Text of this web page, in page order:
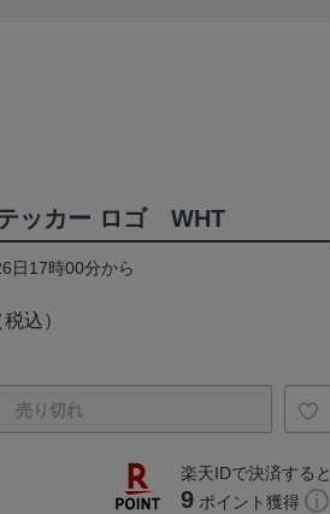
ッカー ロゴ WHT
日17時00分から
込）
売り切れ
楽天IDで決済すると
9 ポイント獲得